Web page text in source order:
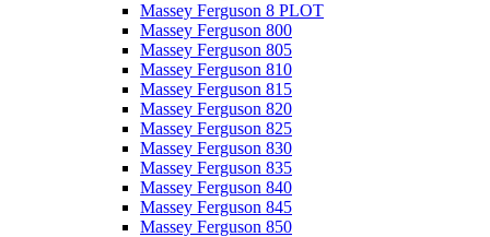
Massey Ferguson 8 PLOT
Massey Ferguson 800
Massey Ferguson 805
Massey Ferguson 810
Massey Ferguson 815
Massey Ferguson 820
Massey Ferguson 825
Massey Ferguson 830
Massey Ferguson 835
Massey Ferguson 840
Massey Ferguson 845
Massey Ferguson 850